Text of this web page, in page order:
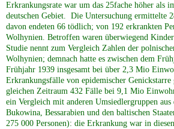
Erkrankungsrate war um das 25fache höher als
deutschen Gebiet. Die Untersuchung ermittelte
davon endeten 66 tödlich; von 192 erkrankten
Wolhynien. Betroffen waren überwiegend
Studie nennt zum Vergleich Zahlen der
Wolhynien; demnach hatte es zwischen dem
Frühjahr 1939 insgesamt bei über 2,3 Mio
Erkrankungsfälle von epidemischer
gleichen Zeitraum 432 Fälle bei 9,1 Mio
ein Vergleich mit anderen Umsiedlergruppen aus
Bukowina, Bessarabien und den baltischen
275 000 Personen): die Erkrankung war in